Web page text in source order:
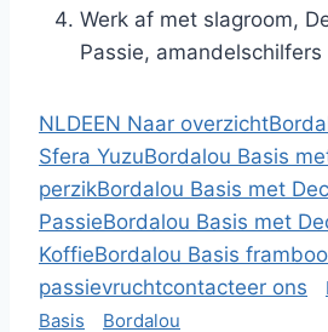
Werk af met slagroom,
Passie, amandelschilfers
NLDEEN Naar overzicht
Sfera YuzuBordalou Basis
perzikBordalou Basis met
PassieBordalou Basis met
KoffieBordalou Basis
passievruchtcontacteer ons
Basis
Bordalou